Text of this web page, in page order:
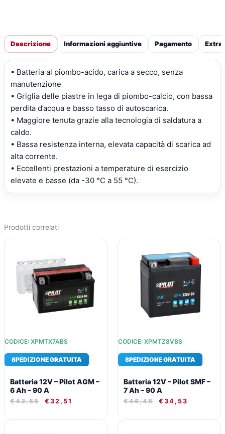
Descrizione Informazioni aggiuntive Pagamento Extra
• Batteria al piombo-acido, carica a secco, senza
manutenzione
• Griglia delle piastre in lega di piombo-calcio, con bassa
perdita d’acqua e basso tasso di autoscarica.
• Maggiore tenuta grazie alla tecnologia di saldatura a
caldo.
• Bassa resistenza interna, elevata capacità di scarica ad
alta corrente.
• Eccellenti prestazioni a temperature di esercizio
elevate e basse (da -30 °C a 55 °C).
Prodotti correlati
CODICE: XPMTX7ABS
SPEDIZIONE GRATUITA
Batteria 12V – Pilot AGM –
6 Ah – 90 A
€43,55
ORIGINALE
ERA:
€43,55.
€ 32,51
È:
€32,51.
CODICE: XPMTZ8VBS
SPEDIZIONE GRATUITA
Batteria 12V – Pilot SMF –
7 Ah – 90 A
€46,48
ORIGINALE
ERA:
€46,48.
€ 34,53
ATTUALE
È:
€34,53.